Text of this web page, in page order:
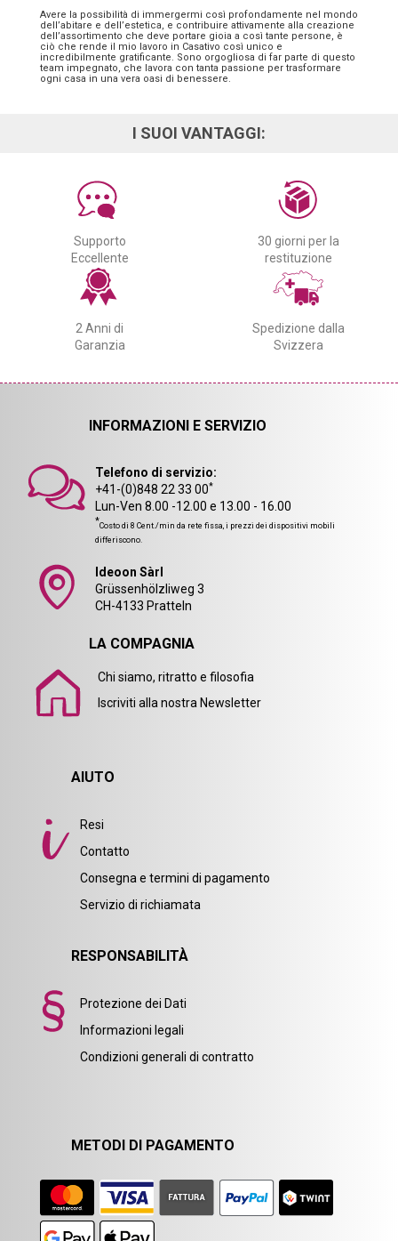
Avere la possibilità di immergermi così profondamente nel mondo
dell’abitare e dell’estetica, e contribuire attivamente alla creazione
dell’assortimento che deve portare gioia a così tante persone, è
ciò che rende il mio lavoro in Casativo così unico e
incredibilmente gratificante. Sono orgogliosa di far parte di questo
team impegnato, che lavora con tanta passione per trasformare
ogni casa in una vera oasi di benessere.
I SUOI VANTAGGI:
Supporto
Eccellente
30 giorni per la
restituzione
2 Anni di
Garanzia
Spedizione dalla
Svizzera
INFORMAZIONI E SERVIZIO
Telefono di servizio:
+41-(0)848 22 33 00*
Lun-Ven 8.00 -12.00 e 13.00 - 16.00
*Costo di 8 Cent./min da rete fissa, i prezzi dei dispositivi mobili
differiscono.
Ideoon Sàrl
Grüssenhölzliweg 3
CH-4133 Pratteln
LA COMPAGNIA
Chi siamo, ritratto e filosofia
Iscriviti alla nostra Newsletter
AIUTO
Resi
Contatto
Consegna e termini di pagamento
Servizio di richiamata
RESPONSABILITÀ
Protezione dei Dati
Informazioni legali
Condizioni generali di contratto
METODI DI PAGAMENTO